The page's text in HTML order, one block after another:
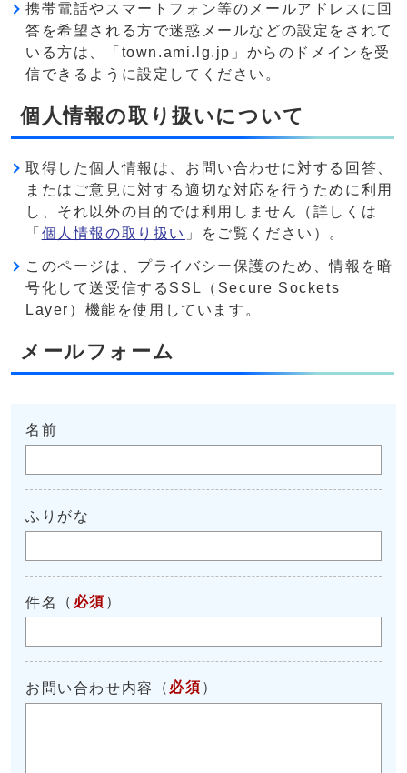
携帯電話やスマートフォン等のメールアドレスに回
答を希望される方で迷惑メールなどの設定をされて
いる方は、「town.ami.lg.jp」からのドメインを受
信できるように設定してください。
個人情報の取り扱いについて
取得した個人情報は、お問い合わせに対する回答、
またはご意見に対する適切な対応を行うために利用
し、それ以外の目的では利用しません（詳しくは
「 個人情報の取り扱い 」をご覧ください）。
このページは、プライバシー保護のため、情報を暗
号化して送受信するSSL（Secure Sockets
Layer）機能を使用しています。
メールフォーム
名前
ふりがな
件名 （ 必須 ）
お問い合わせ内容 （ 必須 ）